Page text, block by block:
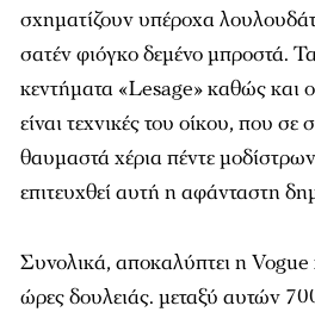
σχηματίζουν υπέροχα
σατέν φιόγκο δεμένο μπροστά.
κεντήματα «Lesage» καθώς και
είναι τεχνικές του οίκου, που
θαυμαστά χέρια πέντε
επιτευχθεί αυτή η αφάνταστη
Συνολικά, αποκαλύπτει η
ώρες δουλειάς. μεταξύ αυτών